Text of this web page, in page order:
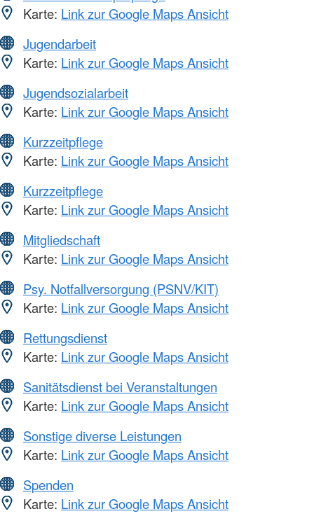
Karte: Link zur Google Maps Ansicht
Jugendarbeit
Karte: Link zur Google Maps Ansicht
Jugendsozialarbeit
Karte: Link zur Google Maps Ansicht
Kurzzeitpflege
Karte: Link zur Google Maps Ansicht
Kurzzeitpflege
Karte: Link zur Google Maps Ansicht
Mitgliedschaft
Karte: Link zur Google Maps Ansicht
Psy. Notfallversorgung (PSNV/KIT)
Karte: Link zur Google Maps Ansicht
Rettungsdienst
Karte: Link zur Google Maps Ansicht
Sanitätsdienst bei Veranstaltungen
Karte: Link zur Google Maps Ansicht
Sonstige diverse Leistungen
Karte: Link zur Google Maps Ansicht
Spenden
Karte: Link zur Google Maps Ansicht